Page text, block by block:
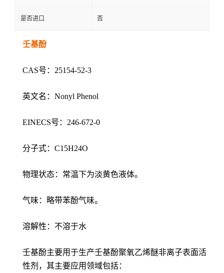
是否进口 否
壬基酚
CAS号：25154-52-3
英文名：Nonyl Phenol
EINECS号：246-672-0
分子式：C15H24O
物理状态：常温下为淡黄色液体。
气味：略带苯酚气味。
溶解性：不溶于水
壬基酚主要用于生产壬基酚聚氧乙烯醚非离子表面活
性剂，其主要应用领域包括：